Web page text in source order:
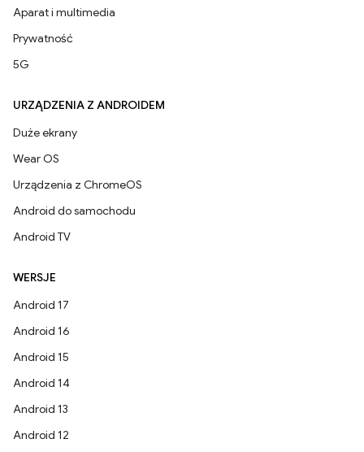
Aparat i multimedia
Prywatność
5G
URZĄDZENIA Z ANDROIDEM
Duże ekrany
Wear OS
Urządzenia z ChromeOS
Android do samochodu
Android TV
WERSJE
Android 17
Android 16
Android 15
Android 14
Android 13
Android 12